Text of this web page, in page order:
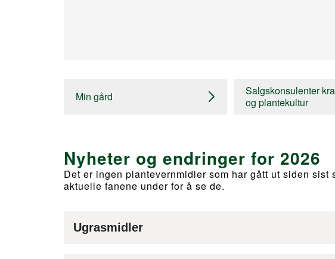
Min gård
Salgskonsulenter
og plantekultur
Nyheter og endringer for 2026
Det er ingen plantevernmidler som har gått ut siden
aktuelle fanene under for å se de.
Ugrasmidler